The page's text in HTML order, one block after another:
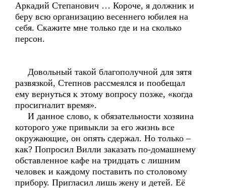
Аркадий Степанович … Короче, я должник и
беру всю организацию весеннего юбилея на
себя. Скажите мне только где и на сколько
персон.
Довольный такой благополучной для зятя
развязкой, Степнов рассмеялся и пообещал
ему вернуться к этому вопросу позже, «когда
просигналит время».
И данное слово, к обязательности хозяина
которого уже привыкли за его жизнь все
окружающие, он опять сдержал. Но только –
как? Попросил Вилли заказать по-домашнему
обставленное кафе на тридцать с лишним
человек и каждому поставить по столовому
прибору. Пригласил лишь жену и детей. Её